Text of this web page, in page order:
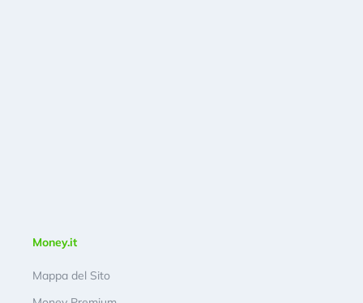
Money.it
Mappa del Sito